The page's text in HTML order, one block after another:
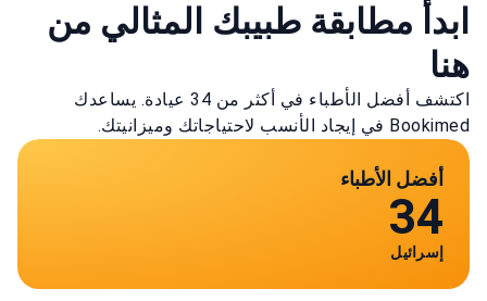
ابدأ مطابقة طبيبك المثالي من
هنا
اكتشف أفضل الأطباء في أكثر من 34 عيادة. يساعدك
Bookimed في إيجاد الأنسب لاحتياجاتك وميزانيتك.
أفضل الأطباء
34
إسرائيل